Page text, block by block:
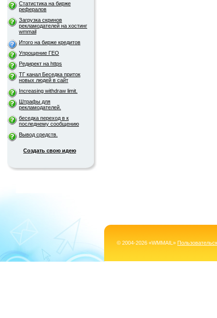
Статистика на бирже
рефералов
Загрузка скринов
рекламодателей на хостинг
wmmail
Итого на бирже кредитов
Упрощение ГЕО
Редирект на https
ТГ канал Беседка приток
новых людей в сайт
Increasing withdraw limit.
Штрафы для
рекламодателей.
беседка переход в к
последнему сообщению
Вывод средств.
Создать свою идею
© 2004-2026 «WMMAIL»